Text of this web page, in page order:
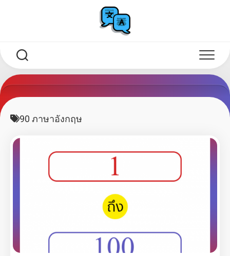
90 ภาษาอังกฤษ